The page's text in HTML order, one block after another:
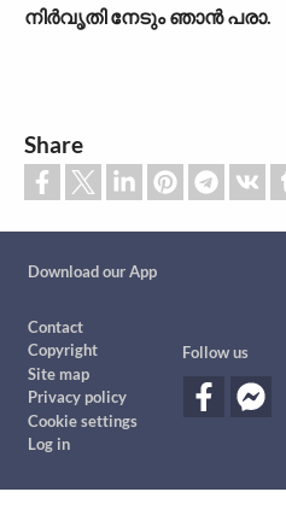
നിർവൃതി നേടും ഞാൻ പരാ.
Share
Download our App
Contact
Copyright
Site map
Privacy policy
Cookie settings
Log in
Follow us